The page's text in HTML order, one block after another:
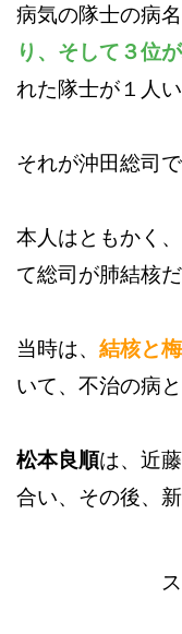
病気の隊士の病名
り、そして３位
れた隊士が１人い
それが沖田総司
本人はともかく
て総司が肺結核
当時は、 結核と
いて、不治の病
松本良順は、近
合い、その後、